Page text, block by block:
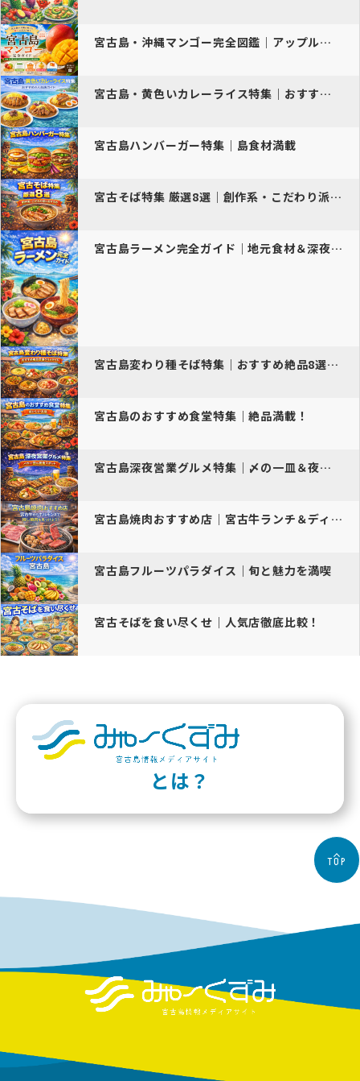
宮古島・沖縄マンゴー完全図鑑｜アップルマンゴーから幻のキーツマンゴー…
宮古島・黄色いカレーライス特集｜おすすめの人気店ガイド
宮古島ハンバーガー特集｜島食材満載
宮古そば特集 厳選8選｜創作系・こだわり派におすすめ
宮古島ラーメン完全ガイド｜地元食材＆深夜営業のおすすめ人気店【202…
宮古島変わり種そば特集｜おすすめ絶品8選グルメガイド【2026年最新…
宮古島のおすすめ食堂特集｜絶品満載！
宮古島深夜営業グルメ特集｜〆の一皿＆夜食スポット
宮古島焼肉おすすめ店｜宮古牛ランチ＆ディナー厳選ガイド
宮古島フルーツパラダイス｜旬と魅力を満喫
宮古そばを食い尽くせ｜人気店徹底比較！
とは？
TOP